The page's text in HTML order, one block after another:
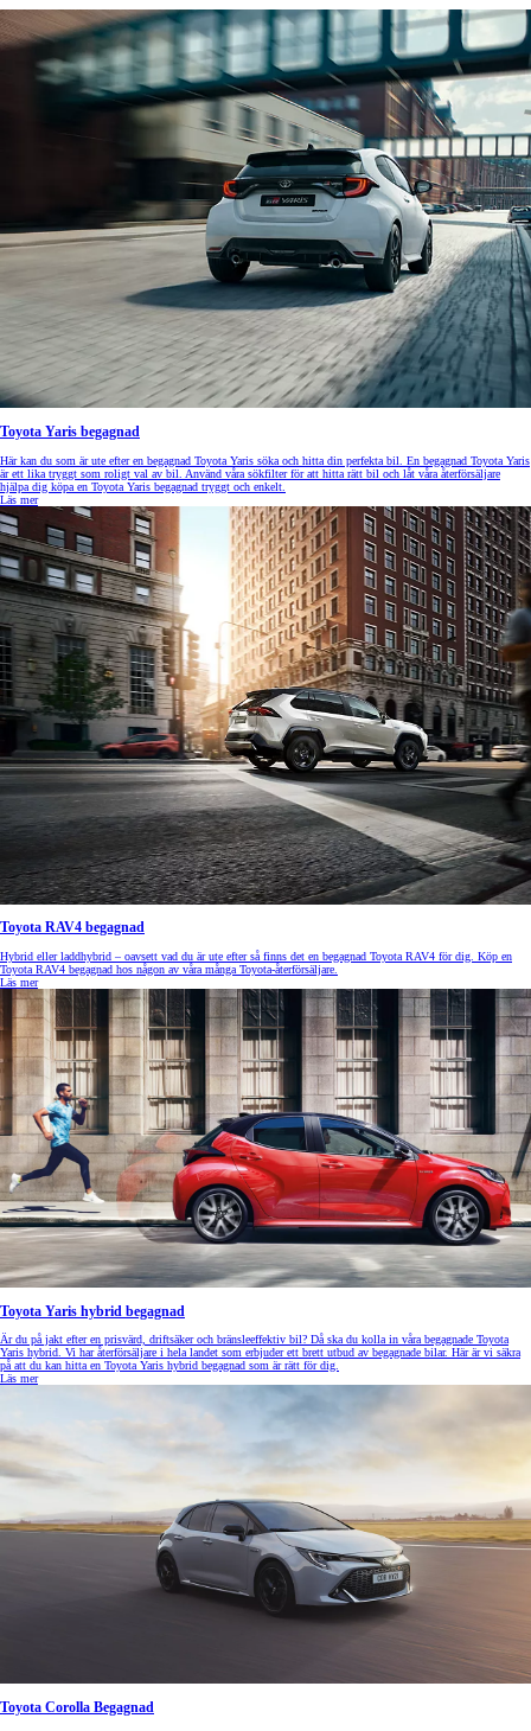
Toyota Yaris begagnad
Här kan du som är ute efter en begagnad Toyota Yaris söka och hitta din perfekta bil. En begagnad Toyota Yaris
är ett lika tryggt som roligt val av bil. Använd våra sökfilter för att hitta rätt bil och låt våra återförsäljare
hjälpa dig köpa en Toyota Yaris begagnad tryggt och enkelt.
Läs mer
Toyota RAV4 begagnad
Hybrid eller laddhybrid – oavsett vad du är ute efter så finns det en begagnad Toyota RAV4 för dig. Köp en
Toyota RAV4 begagnad hos någon av våra många Toyota-återförsäljare.
Läs mer
Toyota Yaris hybrid begagnad
Är du på jakt efter en prisvärd, driftsäker och bränsleeffektiv bil? Då ska du kolla in våra begagnade Toyota
Yaris hybrid. Vi har återförsäljare i hela landet som erbjuder ett brett utbud av begagnade bilar. Här är vi säkra
på att du kan hitta en Toyota Yaris hybrid begagnad som är rätt för dig.
Läs mer
Toyota Corolla Begagnad